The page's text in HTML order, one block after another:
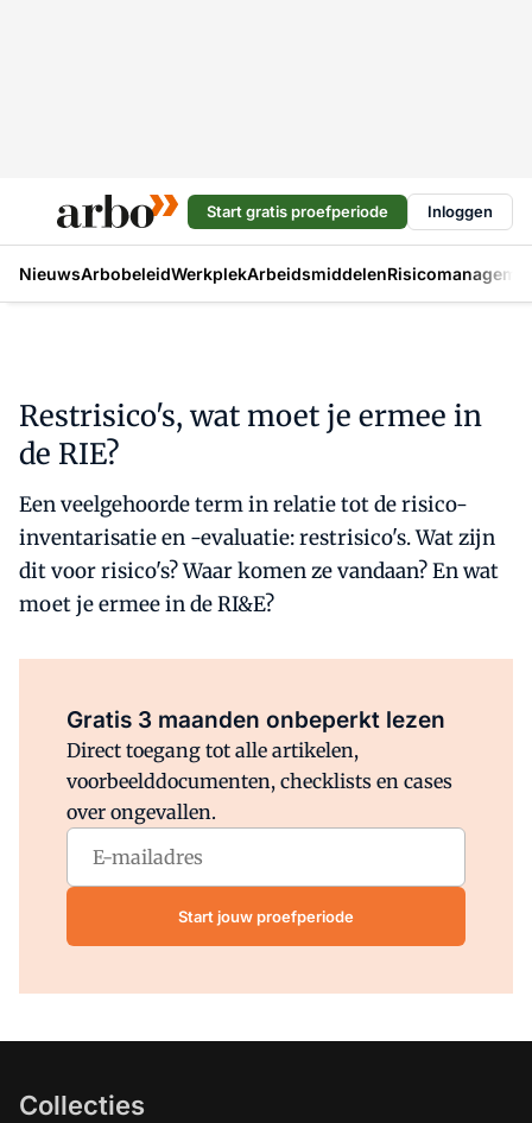
Start gratis proefperiode Inloggen
NieuwsArbobeleidWerkplekArbeidsmiddelen
Restrisico's, wat moet je ermee in
de RIE?
Een veelgehoorde term in relatie tot de risico-
inventarisatie en -evaluatie: restrisico's. Wat zijn
dit voor risico's? Waar komen ze vandaan? En wat
moet je ermee in de RI&E?
Gratis 3 maanden onbeperkt lezen
Direct toegang tot alle artikelen,
voorbeelddocumenten, checklists en cases
over ongevallen.
Start jouw proefperiode
Collecties